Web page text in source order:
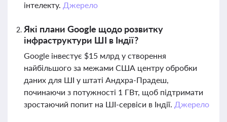
інтелекту. Джерело
Які плани Google щодо розвитку
інфраструктури ШІ в Індії?
Google інвестує $15 млрд у створення
найбільшого за межами США центру обробки
даних для ШІ у штаті Андхра-Прадеш,
починаючи з потужності 1 ГВт, щоб підтримати
зростаючий попит на ШІ-сервіси в Індії. Джерело